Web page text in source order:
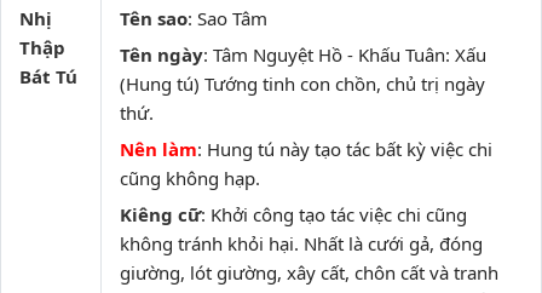
Nhị
Thập
Bát Tú
Tên sao: Sao Tâm
Tên ngày: Tâm Nguyệt Hồ - Khấu Tuân: Xấu
(Hung tú) Tướng tinh con chồn, chủ trị ngày
thứ.
Nên làm: Hung tú này tạo tác bất kỳ việc chi
cũng không hạp.
Kiêng cữ: Khởi công tạo tác việc chi cũng
không tránh khỏi hại. Nhất là cưới gả, đóng
giường, lót giường, xây cất, chôn cất và tranh